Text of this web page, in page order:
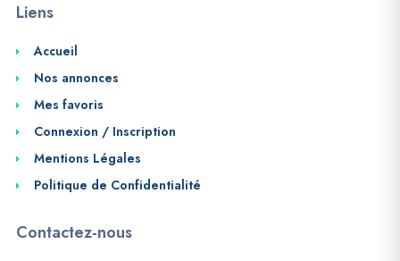
Liens
Accueil
Nos annonces
Mes favoris
Connexion / Inscription
Mentions Légales
Politique de Confidentialité
Contactez-nous